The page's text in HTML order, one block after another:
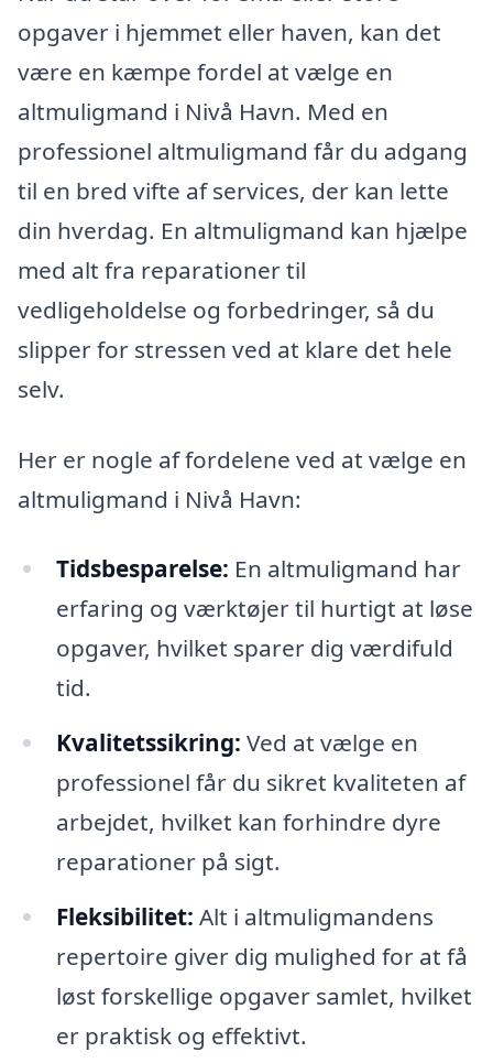
opgaver i hjemmet eller haven, kan det
være en kæmpe fordel at vælge en
altmuligmand i Nivå Havn. Med en
professionel altmuligmand får du adgang
til en bred vifte af services, der kan lette
din hverdag. En altmuligmand kan hjælpe
med alt fra reparationer til
vedligeholdelse og forbedringer, så du
slipper for stressen ved at klare det hele
selv.
Her er nogle af fordelene ved at vælge en
altmuligmand i Nivå Havn:
Tidsbesparelse: En altmuligmand har
erfaring og værktøjer til hurtigt at løse
opgaver, hvilket sparer dig værdifuld
tid.
Kvalitetssikring: Ved at vælge en
professionel får du sikret kvaliteten af
arbejdet, hvilket kan forhindre dyre
reparationer på sigt.
Fleksibilitet: Alt i altmuligmandens
repertoire giver dig mulighed for at få
løst forskellige opgaver samlet, hvilket
er praktisk og effektivt.